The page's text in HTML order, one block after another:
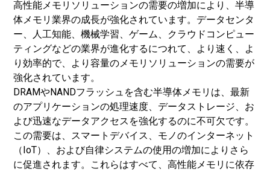
高性能メモリソリューションの需要の増加により、半導
体メモリ業界の成長が強化されています。データセンタ
ー、人工知能、機械学習、ゲー​​ム、クラウドコンピュー
ティングなどの業界が進化するにつれて、より速く、よ
り効率的で、より容量のメモリソリューションの需要が
強化されています。
DRAMやNANDフラッシュを含む半導体メモリは、最新
のアプリケーションの処理速度、データストレージ、お
よび迅速なデータアクセスを強化するのに不可欠です。
この需要は、スマートデバイス、モノのインターネット
（IoT）、および自律システムの使用の増加によりさら
に促進されます。これらはすべて、高性能メモリに依存